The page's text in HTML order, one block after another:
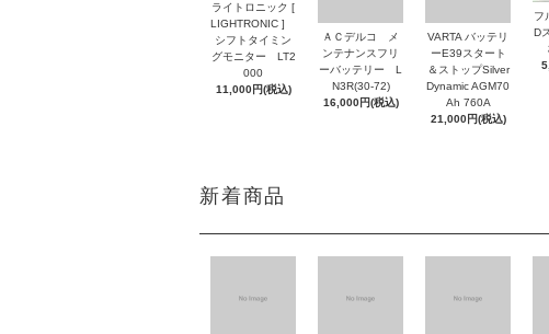
ライトロニック [
LIGHTRONIC ]
シフトタイミン
グモニター LT2
000
11,000円(税込)
ＡＣデルコ メ
ンテナンスフリ
ーバッテリー L
N3R(30-72)
16,000円(税込)
VARTA バッテリ
ーE39スタート
＆ストップSilver
Dynamic AGM70
Ah 760A
21,000円(税込)
フ
D
新着商品